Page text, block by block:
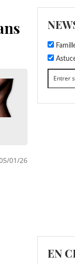
01/26
EN